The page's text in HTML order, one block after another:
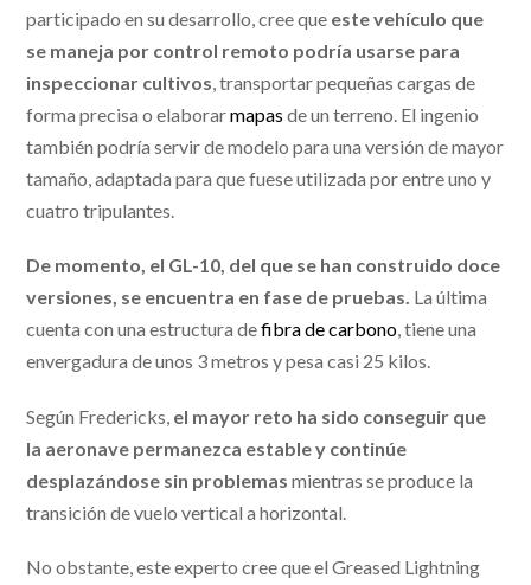
participado en su desarrollo, cree que este vehículo que
se maneja por control remoto podría usarse para
inspeccionar cultivos, transportar pequeñas cargas de
forma precisa o elaborarmapas de un terreno. El ingenio
también podría servir de modelo para una versión de mayor
tamaño, adaptada para que fuese utilizada por entre uno y
cuatro tripulantes.
De momento, el GL-10, del que se han construido doce
versiones, se encuentra en fase de pruebas. La última
cuenta con una estructura defibra de carbono, tiene una
envergadura de unos 3 metros y pesa casi 25 kilos.
Según Fredericks, el mayor reto ha sido conseguir que
la aeronave permanezca estable y continúe
desplazándose sin problemas mientras se produce la
transición de vuelo vertical a horizontal.
No obstante, este experto cree que el Greased Lightning